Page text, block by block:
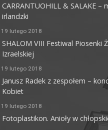
CARRANTUOHILL & SALAKE –
irlandzki
19 lutego 2018
SHALOM VIII Festiwal Piosenki
Izraelskiej
19 lutego 2018
Janusz Radek z zespołem –
Kobiet
19 lutego 2018
Fotoplastikon. Anioły w